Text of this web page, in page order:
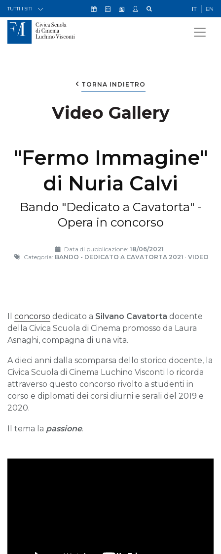
Skip to Content
TUTTI I SITI Icona Sostienici
Icona Calendario Eventi
Icona Newsletter
Icona My Civica IT EN
TORNA INDIETRO
Video Gallery
"Fermo Immagine"
di Nuria Calvi
Bando "Dedicato a Cavatorta" -
Opera in concorso
Data di pubblicazione: 18/06/2021
Categoria: BANDO - DEDICATO A CAVATORTA 2021 ·VIDEO
Il concorso dedicato a Silvano Cavatorta docente
della Civica Scuola di Cinema promosso da Laura
Asnaghi, compagna di una vita.
A dieci anni dalla scomparsa dello storico docente, la
Civica Scuola di Cinema Luchino Visconti lo ricorda
attraverso questo concorso rivolto a studenti in
corso e diplomati dei corsi diurni e serali del 2019 e
2020.
Il tema la passione.